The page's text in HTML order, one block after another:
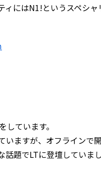
ィにはN1!というスペシャ
ています。
いますが、オフラインで
題でLTに登壇していまし